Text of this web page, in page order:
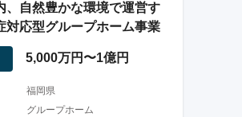
、自然豊かな環境で運営す
対応型グループホーム事業
5,000万円〜1億円
福岡県
グループホーム